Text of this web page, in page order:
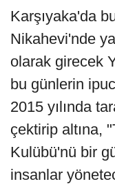
Karşıyaka'da
Nikahevi'nde
olarak girecek
bu günlerin
2015 yılında
çektirip altına,
Kulübü'nü bir
insanlar